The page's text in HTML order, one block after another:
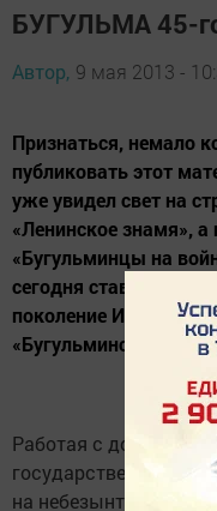
БУГУЛЬМА 45-
Автор, 9 мая 2013 -
Признаться, немало
публиковать этот
уже увидел свет на
«Ленинское знамя»,
«Бугульминцы на
сегодня ставшую
поколение
«Бугульминскую
Работая с
государственном
на небезынтересные,